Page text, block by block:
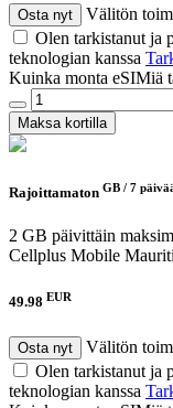
Osta nyt
Välitön
Olen tarkistanut ja
teknologian kanssa
Kuinka monta eSIMiä
Maksa kortilla
Rajoittamaton GB / 7
2 GB päivittäin
Cellplus Mobile
49.98 EUR
Osta nyt
Välitön
Olen tarkistanut ja
teknologian kanssa